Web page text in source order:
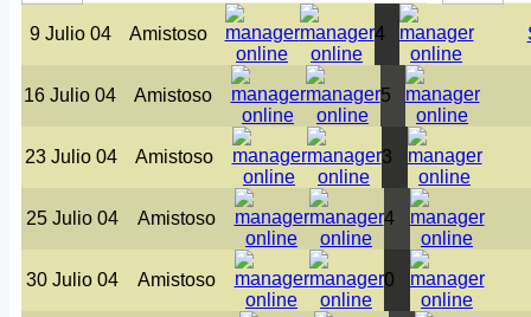
9 Julio 04 Amistoso 4
16 Julio 04 Amistoso 5
23 Julio 04 Amistoso 3
25 Julio 04 Amistoso 4
30 Julio 04 Amistoso 0